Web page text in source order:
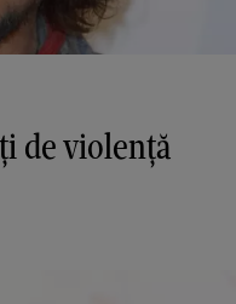
de violență